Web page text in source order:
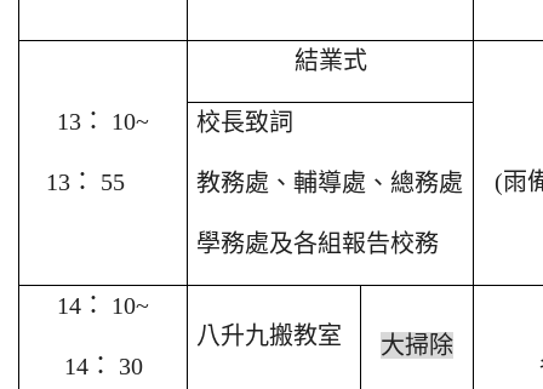
13 ： 10~
13 ： 55
結業式
(雨
校長致詞
教務處、輔導處、總務處
學務處及各組報告校務
14 ： 10~
14： 30
八升九搬教室 大掃除